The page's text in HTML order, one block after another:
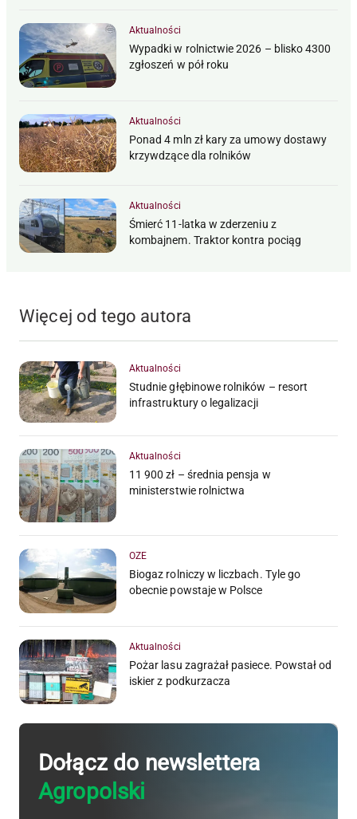
Aktualności
Wypadki w rolnictwie 2026 – blisko 4300
zgłoszeń w pół roku
Aktualności
Ponad 4 mln zł kary za umowy dostawy
krzywdzące dla rolników
Aktualności
Śmierć 11-latka w zderzeniu z
kombajnem. Traktor kontra pociąg
Więcej od tego autora
Aktualności
Studnie głębinowe rolników – resort
infrastruktury o legalizacji
Aktualności
11 900 zł – średnia pensja w
ministerstwie rolnictwa
OZE
Biogaz rolniczy w liczbach. Tyle go
obecnie powstaje w Polsce
Aktualności
Pożar lasu zagrażał pasiece. Powstał od
iskier z podkurzacza
Dołącz do newslettera
Agropolski